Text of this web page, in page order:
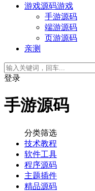
游戏源码游戏
手游源码
端游源码
页游源码
亲测
登录
手游源码
分类筛选
技术教程
软件工具
程序源码
主题插件
精品源码